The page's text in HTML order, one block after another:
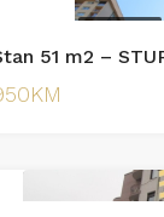
IZDAVANJE
51 m2 –
370.000KM